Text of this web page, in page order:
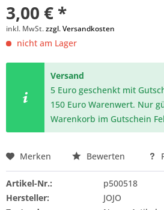
3,00 € *
inkl. MwSt.zzgl. Versandkosten
nicht am Lager
Versand
5 Euro geschenkt mit
150 Euro Warenwert. Nur
Warenkorb im Gutschein
Merken Bewerten
Artikel-Nr.:
p500518
Hersteller:
JOJO